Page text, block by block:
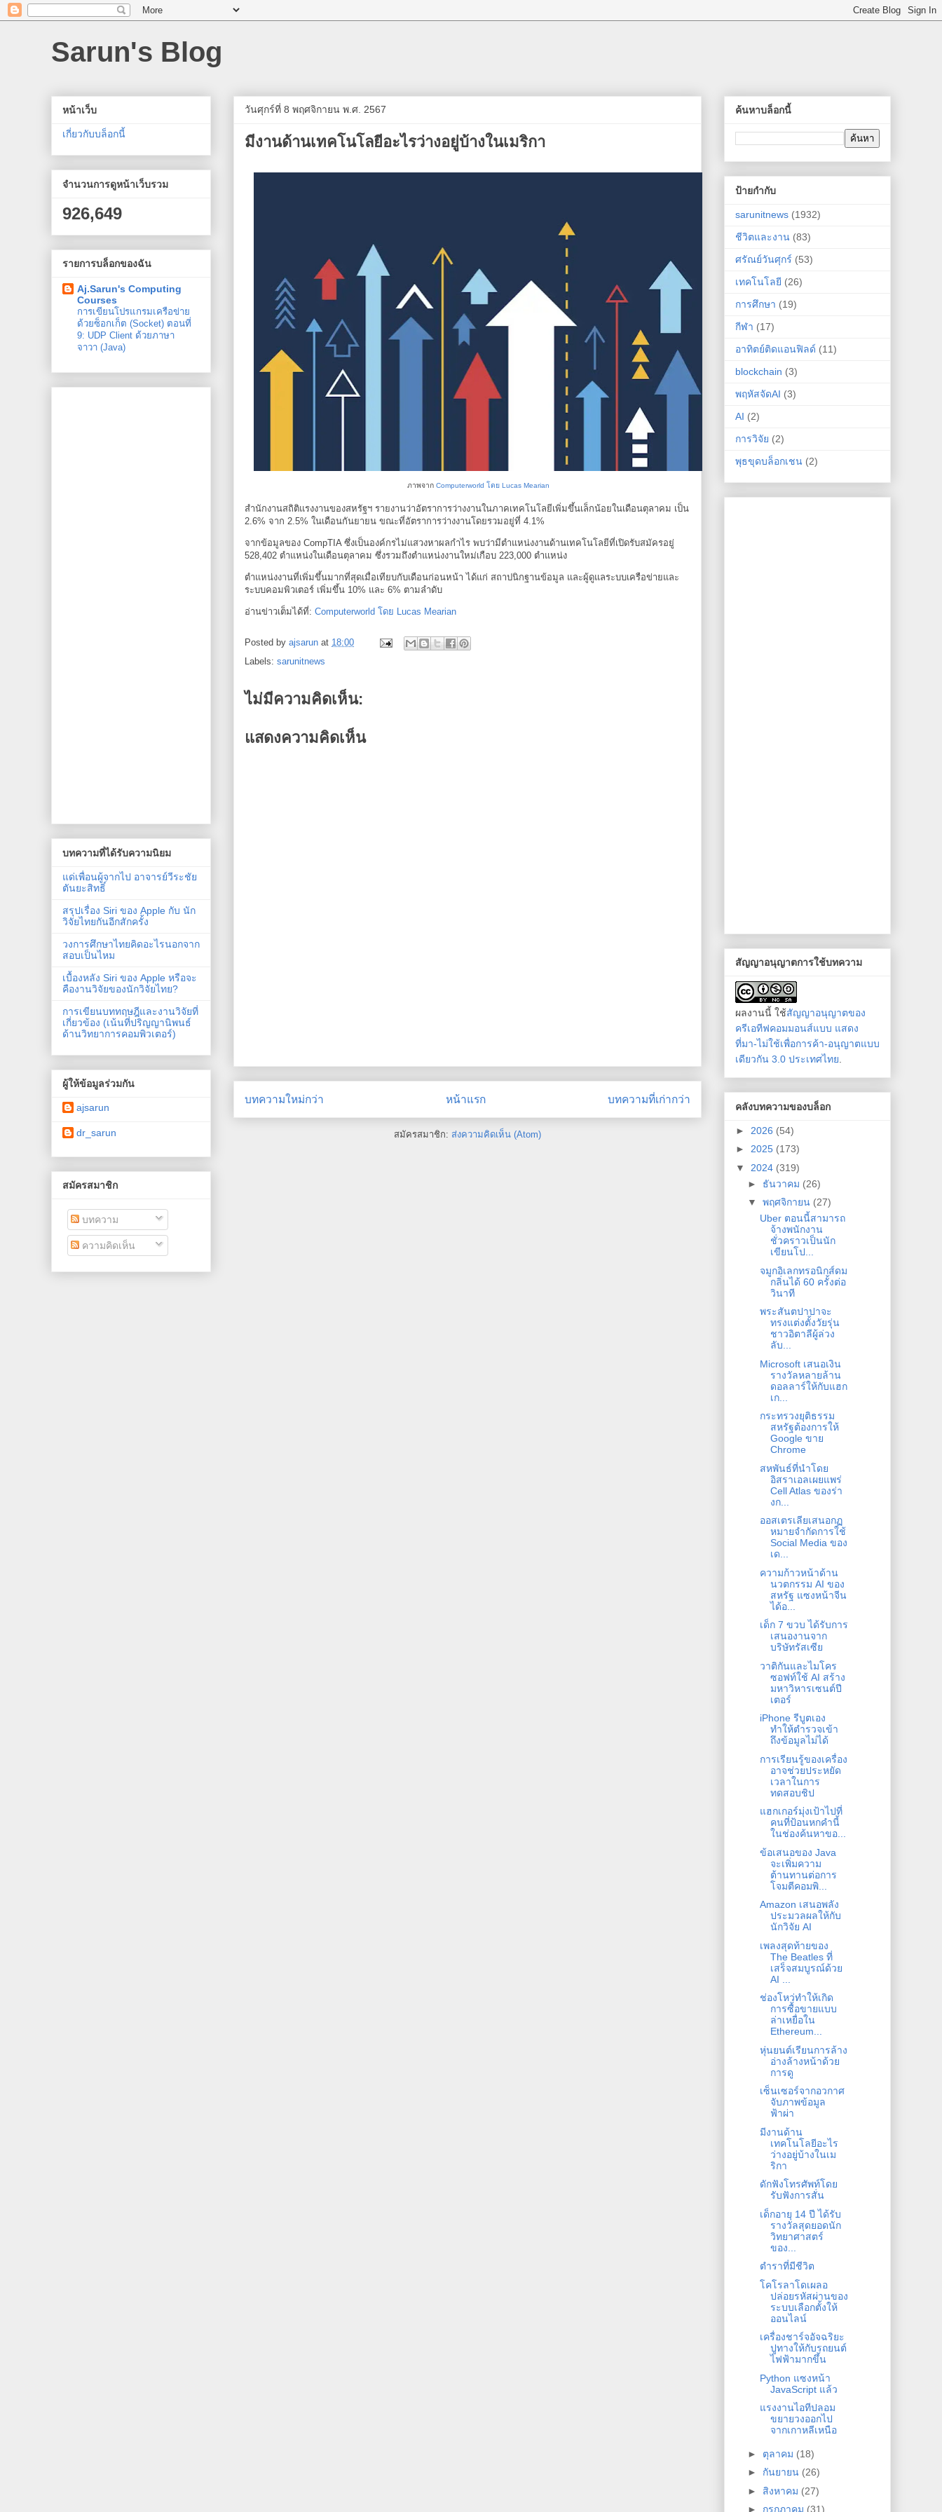
Sarun's Blog
วันศุกร์ที่ 8 พฤศจิกายน พ.ศ. 2567
มีงานด้านเทคโนโลยีอะไรว่างอยู่บ้างในเมริกา
ภาพจาก Computerworld โดย Lucas Mearian
สำนักงานสถิติแรงงานของสหรัฐฯ รายงานว่าอัตราการว่างงานในภาคเทคโนโลยีเพิ่มขึ้นเล็กน้อยในเดือนตุลาคม เป็น
2.6% จาก 2.5% ในเดือนกันยายน ขณะที่อัตราการว่างงานโดยรวมอยู่ที่ 4.1%
จากข้อมูลของ CompTIA ซึ่งเป็นองค์กรไม่แสวงหาผลกำไร พบว่ามีตำแหน่งงานด้านเทคโนโลยีที่เปิดรับสมัครอยู่
528,402 ตำแหน่งในเดือนตุลาคม ซึ่งรวมถึงตำแหน่งงานใหม่เกือบ 223,000 ตำแหน่ง
ตำแหน่งงานที่เพิ่มขึ้นมากที่สุดเมื่อเทียบกับเดือนก่อนหน้า ได้แก่ สถาปนิกฐานข้อมูล และผู้ดูแลระบบเครือข่ายและ
ระบบคอมพิวเตอร์ เพิ่มขึ้น 10% และ 6% ตามลำดับ
อ่านข่าวเต็มได้ที่: Computerworld โดย Lucas Mearian
Posted by ajsarun at 18:00
Labels: sarunitnews
ไม่มีความคิดเห็น:
แสดงความคิดเห็น
บทความใหม่กว่า บทความที่เก่ากว่า
หน้าแรก
สมัครสมาชิก: ส่งความคิดเห็น (Atom)
หน้าเว็บ
เกี่ยวกับบล็อกนี้
จำนวนการดูหน้าเว็บรวม
926,649
รายการบล็อกของฉัน
Aj.Sarun's Computing
Courses
การเขียนโปรแกรมเครือข่าย
ด้วยซ็อกเก็ต (Socket) ตอนที่
9: UDP Client ด้วยภาษา
จาวา (Java)
บทความที่ได้รับความนิยม
แด่เพื่อนผู้จากไป อาจารย์วีระชัย
ตันยะสิทธิ์
สรุปเรื่อง Siri ของ Apple กับ นัก
วิจัยไทยกันอีกสักครั้ง
วงการศึกษาไทยคิดอะไรนอกจาก
สอบเป็นไหม
เบื้องหลัง Siri ของ Apple หรือจะ
คืองานวิจัยของนักวิจัยไทย?
การเขียนบททฤษฎีและงานวิจัยที่
เกี่ยวข้อง (เน้นที่ปริญญานิพนธ์
ด้านวิทยาการคอมพิวเตอร์)
ผู้ให้ข้อมูลร่วมกัน
ajsarun
dr_sarun
สมัครสมาชิก
บทความ
ความคิดเห็น
ค้นหาบล็อกนี้
ป้ายกำกับ
sarunitnews (1932)
ชีวิตและงาน (83)
ศรัณย์วันศุกร์ (53)
เทคโนโลยี (26)
การศึกษา (19)
กีฬา (17)
อาทิตย์ติดแอนฟิลด์ (11)
blockchain (3)
พฤหัสจัดAI (3)
AI (2)
การวิจัย (2)
พุธขุดบล็อกเชน (2)
สัญญาอนุญาตการใช้บทความ
ผลงานนี้ ใช้สัญญาอนุญาตของ
ครีเอทีฟคอมมอนส์แบบ แสดง
ที่มา-ไม่ใช้เพื่อการค้า-อนุญาตแบบ
เดียวกัน 3.0 ประเทศไทย
คลังบทความของบล็อก
► 2026 (54)
► 2025 (173)
▼ 2024 (319)
► ธันวาคม (26)
▼ พฤศจิกายน (27)
Uber ตอนนี้สามารถ
จ้างพนักงาน
ชั่วคราวเป็นนัก
เขียนโป...
จมูกอิเลกทรอนิกส์ดม
กลิ่นได้ 60 ครั้งต่อ
วินาที
พระสันตปาปาจะ
ทรงแต่งตั้งวัยรุ่น
ชาวอิตาลีผู้ล่วง
ลับ...
Microsoft เสนอเงิน
รางวัลหลายล้าน
ดอลลาร์ให้กับแฮก
เก...
กระทรวงยุติธรรม
สหรัฐต้องการให้
Google ขาย
Chrome
สหพันธ์ที่นำโดย
อิสราเอลเผยแพร่
Cell Atlas ของร่า
งก...
ออสเตรเลียเสนอกฏ
หมายจำกัดการใช้
Social Media ของ
เด...
ความก้าวหน้าด้าน
นวตกรรม AI ของ
สหรัฐ แซงหน้าจีน
ได้อ...
เด็ก 7 ขวบ ได้รับการ
เสนองานจาก
บริษัทรัสเซีย
วาติกันและไมโคร
ซอฟท์ใช้ AI สร้าง
มหาวิหารเซนต์ปี
เตอร์
iPhone รีบูตเอง
ทำให้ตำรวจเข้า
ถึงข้อมูลไม่ได้
การเรียนรู้ของเครื่อง
อาจช่วยประหยัด
เวลาในการ
ทดสอบชิป
แฮกเกอร์มุ่งเป้าไปที่
คนที่ป้อนหกคำนี้
ในช่องค้นหาขอ...
ข้อเสนอของ Java
จะเพิ่มความ
ต้านทานต่อการ
โจมตีคอมพิ...
Amazon เสนอพลัง
ประมวลผลให้กับ
นักวิจัย AI
เพลงสุดท้ายของ
The Beatles ที่
เสร็จสมบูรณ์ด้วย
AI ...
ช่องโหว่ทำให้เกิด
การซื้อขายแบบ
ล่าเหยื่อใน
Ethereum...
หุ่นยนต์เรียนการล้าง
อ่างล้างหน้าด้วย
การดู
เซ็นเซอร์จากอวกาศ
จับภาพข้อมูล
ฟ้าผ่า
มีงานด้าน
เทคโนโลยีอะไร
ว่างอยู่บ้างในเม
ริกา
ดักฟังโทรศัพท์โดย
รับฟังการสั่น
เด็กอายุ 14 ปี ได้รับ
รางวัลสุดยอดนัก
วิทยาศาสตร์
ของ...
ตำราที่มีชีวิต
โคโรลาโดเผลอ
ปล่อยรหัสผ่านของ
ระบบเลือกตั้งให้
ออนไลน์
เครื่องชาร์จอัจฉริยะ
ปูทางให้กับรถยนต์
ไฟฟ้ามากขึ้น
Python แซงหน้า
JavaScript แล้ว
แรงงานไอทีปลอม
ขยายวงออกไป
จากเกาหลีเหนือ
► ตุลาคม (18)
► กันยายน (26)
► สิงหาคม (27)
► กรกฎาคม (31)